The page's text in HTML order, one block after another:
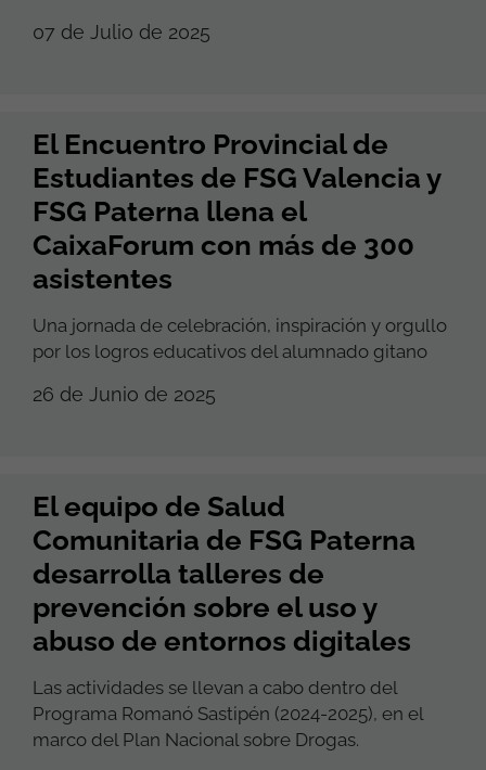
07 de Julio de 2025
El Encuentro Provincial de
Estudiantes de FSG Valencia y
FSG Paterna llena el
CaixaForum con más de 300
asistentes
Una jornada de celebración, inspiración y orgullo
por los logros educativos del alumnado gitano
26 de Junio de 2025
El equipo de Salud
Comunitaria de FSG Paterna
desarrolla talleres de
prevención sobre el uso y
abuso de entornos digitales
Las actividades se llevan a cabo dentro del
Programa Romanó Sastipén (2024-2025), en el
marco del Plan Nacional sobre Drogas.